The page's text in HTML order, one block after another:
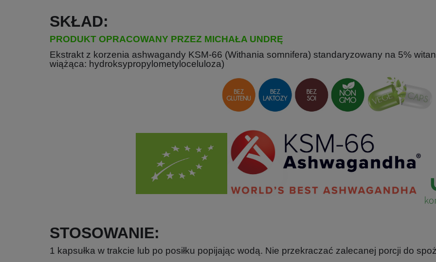
SKŁAD:
PRODUKT OPRACOWANY PRZEZ MICHAŁA UNDRĘ
Ekstrakt z korzenia ashwagandy KSM-66 (Withania somnifera) standaryzowany na 5%
wiążąca: hydroksypropylometyloceluloza)
STOSOWANIE:
1 kapsułka w trakcie lub po posiłku popijając wodą. Nie przekraczać zalecanej porcji do